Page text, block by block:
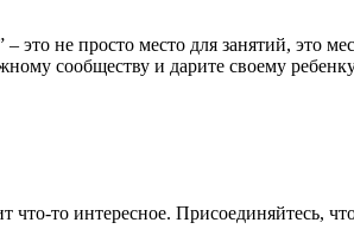
это не просто место для занятий, это
сообществу и дарите своему
что-то интересное. Присоединяйтесь,